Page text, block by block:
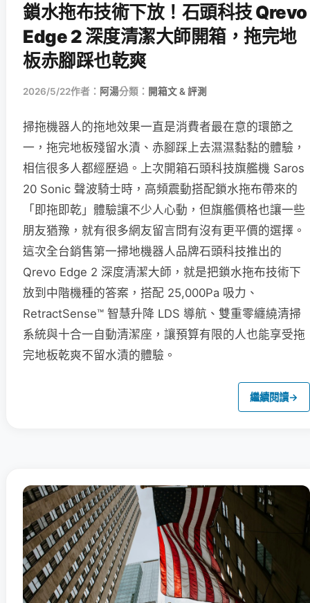
鎖水拖布技術下放！石頭科技 Qrevo
Edge 2 深度清潔大師開箱，拖完地
板赤腳踩也乾爽
2026/5/22作者： 阿湯分類： 開箱文 & 評測
掃拖機器人的拖地效果一直是消費者最在意的環節之
一，拖完地板殘留水漬、赤腳踩上去濕濕黏黏的體驗，
相信很多人都經歷過。上次開箱石頭科技旗艦機 Saros
20 Sonic 聲波騎士時，高頻震動搭配鎖水拖布帶來的
「即拖即乾」體驗讓不少人心動，但旗艦價格也讓一些
朋友猶豫，就有很多網友留言問有沒有更平價的選擇。
這次全台銷售第一掃地機器人品牌石頭科技推出的
Qrevo Edge 2 深度清潔大師，就是把鎖水拖布技術下
放到中階機種的答案，搭配 25,000Pa 吸力、
RetractSense™ 智慧升降 LDS 導航、雙重零纏繞清掃
系統與十合一自動清潔座，讓預算有限的人也能享受拖
完地板乾爽不留水漬的體驗。
繼續閱讀→